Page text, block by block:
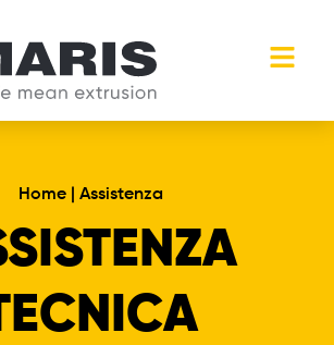
Home| Assistenza